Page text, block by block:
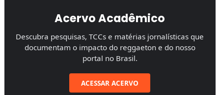
Acervo Acadêmico
Descubra pesquisas, TCCs e matérias jornalísticas que
documentam o impacto do reggaeton e do nosso
portal no Brasil.
ACESSAR ACERVO